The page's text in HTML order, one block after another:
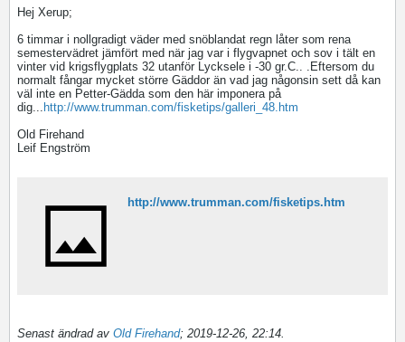
Hej Xerup;
6 timmar i nollgradigt väder med snöblandat regn låter som rena
semestervädret jämfört med när jag var i flygvapnet och sov i tält en
vinter vid krigsflygplats 32 utanför Lycksele i -30 gr.C.. .Eftersom du
normalt fångar mycket större Gäddor än vad jag någonsin sett då kan
väl inte en Petter-Gädda som den här imponera på
dig... http://www.trumman.com/fisketips/galleri_48.htm
Old Firehand
Leif Engström
http://www.trumman.com/fisketips.htm
Senast ändrad av Old Firehand; 2019-12-26, 22:14.